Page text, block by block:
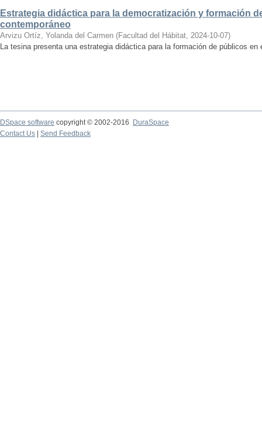
Estrategia didáctica para la democratización y formación
contemporáneo
Arvizu Ortíz, Yolanda del Carmen (Facultad del Hábitat, 2024-10-07)
La tesina presenta una estrategia didáctica para la formación de públicos en
DSpace software copyright © 2002-2016
DuraSpace
Contact Us
Send Feedback